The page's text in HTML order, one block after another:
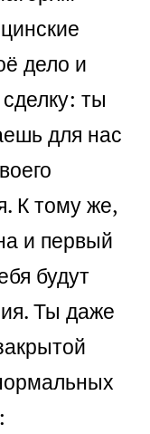
дело и
ты
для нас
К тому же,
и первый
будут
Ты даже